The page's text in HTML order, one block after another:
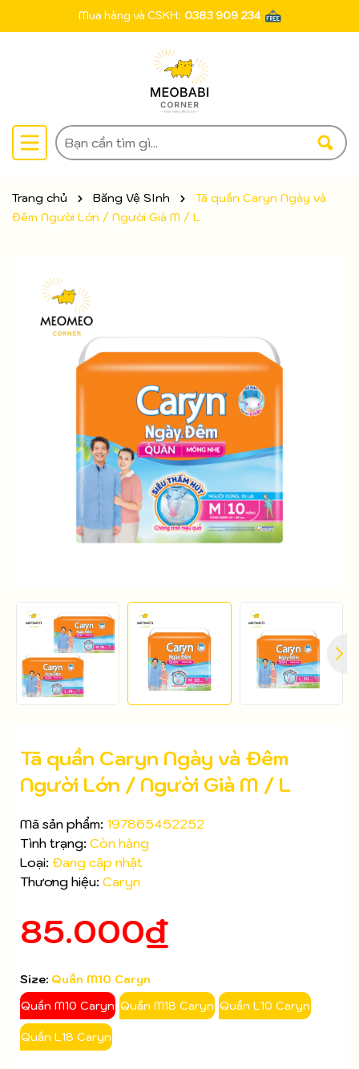
Mua hàng và CSKH: 0383 909 234
Trang chủ Băng Vệ SInh
Tã quần Caryn Ngày và
Đêm Người Lớn / Người Già M / L
Tã quần Caryn Ngày và Đêm
Người Lớn / Người Già M / L
Mã sản phẩm: 197865452252
Tình trạng: Còn hàng
Loại: Đang cập nhật
Thương hiệu: Caryn
85.000₫
Size: Quần M10 Caryn
Quần M10 Caryn Quần M18 Caryn Quần L10 Caryn
Quần L18 Caryn
Mã giảm giá:
Ngày hết hạn: